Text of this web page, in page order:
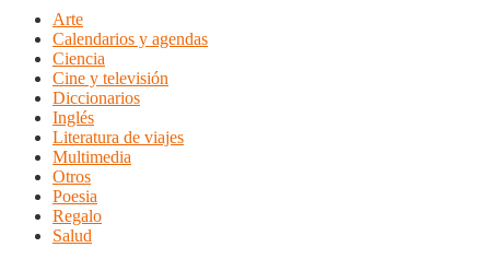
Arte
Calendarios y agendas
Ciencia
Cine y televisión
Diccionarios
Inglés
Literatura de viajes
Multimedia
Otros
Poesia
Regalo
Salud